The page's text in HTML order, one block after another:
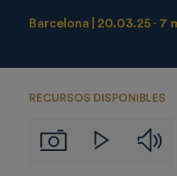
Barcelona 20.03.25 7
RECURSOS DISPONIBLES
ImágenesVideos